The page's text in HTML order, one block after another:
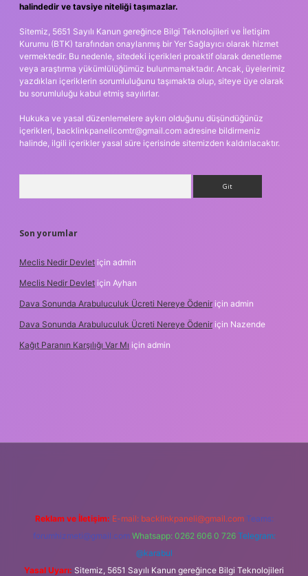
halindedir ve tavsiye niteliği taşımazlar.
Sitemiz, 5651 Sayılı Kanun gereğince Bilgi Teknolojileri ve İletişim
Kurumu (BTK) tarafından onaylanmış bir Yer Sağlayıcı olarak hizmet
vermektedir. Bu nedenle, sitedeki içerikleri proaktif olarak denetleme
veya araştırma yükümlülüğümüz bulunmamaktadır. Ancak, üyelerimiz
yazdıkları içeriklerin sorumluluğunu taşımakta olup, siteye üye olarak
bu sorumluluğu kabul etmiş sayılırlar.
Hukuka ve yasal düzenlemelere aykırı olduğunu düşündüğünüz
içerikleri, backlinkpanelicomtr@gmail.com adresine bildirmeniz
halinde, ilgili içerikler yasal süre içerisinde sitemizden kaldırılacaktır.
Son yorumlar
Meclis Nedir Devlet için admin
Meclis Nedir Devlet için Ayhan
Dava Sonunda Arabuluculuk Ücreti Nereye Ödenir için admin
Dava Sonunda Arabuluculuk Ücreti Nereye Ödenir için Nazende
Kağıt Paranın Karşılığı Var Mı için admin
Reklam ve İletişim: E-mail: backlinkpaneli@gmail.com Teams:
forumhizmeti@gmail.com Whatsapp: 0262 606 0 726 Telegram:
@karabul
Yasal Uyarı: Sitemiz, 5651 Sayılı Kanun gereğince Bilgi Teknolojileri